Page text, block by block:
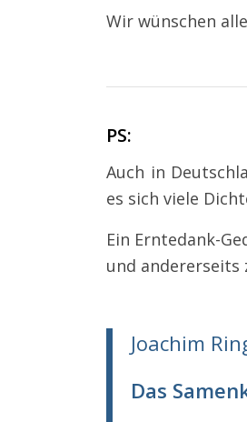
Wir wünschen
PS:
Auch in
es sich viele
Ein Erntedank-
und andererseits
Joachim
Das